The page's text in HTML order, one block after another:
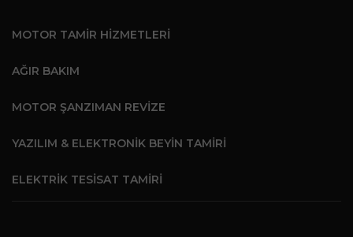
MOTOR TAMIR HIZMETLERI
AĞIR BAKIM
MOTOR ŞANZIMAN REVIZE
YAZILIM & ELEKTRONIK BEYIN TAMIRI
ELEKTRIK TESISAT TAMIRI